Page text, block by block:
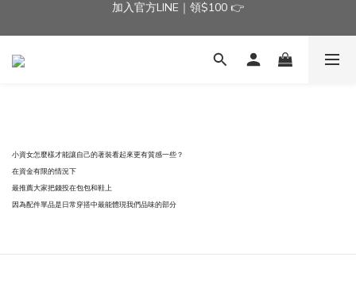
加入官方LINE｜領$100 👉
加入官方LINE｜領$100 👉
滿$3000免運費 | 滿$5000贈AISLE方塊酥髮夾乙個
小資女怎麼樣才能讓自己的著裝看起來更有質感一些？
在資金有限的情況下
最推薦大家把錢投在包包和鞋上
因為配件單品是日常穿搭中最能體現我們品味的部分